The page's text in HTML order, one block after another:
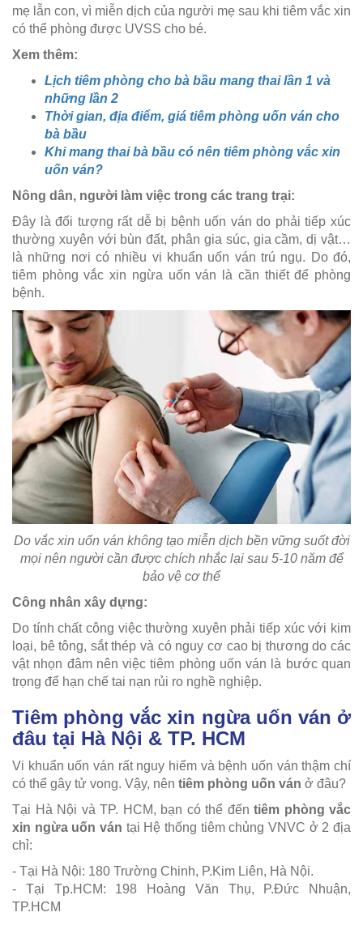
mẹ lẫn con, vì miễn dịch của người mẹ sau khi tiêm vắc xin
có thể phòng được UVSS cho bé.
Xem thêm:
Lịch tiêm phòng cho bà bầu mang thai lần 1 và
những lần 2
Thời gian, địa điểm, giá tiêm phòng uốn ván cho
bà bầu
Khi mang thai bà bầu có nên tiêm phòng vắc xin
uốn ván?
Nông dân, người làm việc trong các trang trại:
Đây là đối tượng rất dễ bị bệnh uốn ván do phải tiếp xúc
thường xuyên với bùn đất, phân gia súc, gia cầm, dị vật…
là những nơi có nhiều vi khuẩn uốn ván trú ngụ. Do đó,
tiêm phòng vắc xin ngừa uốn ván là cần thiết để phòng
bệnh.
Do vắc xin uốn ván không tạo miễn dịch bền vững suốt đời
mọi nên người cần được chích nhắc lại sau 5-10 năm để
bảo vệ cơ thể
Công nhân xây dựng:
Do tính chất công việc thường xuyên phải tiếp xúc với kim
loại, bê tông, sắt thép và có nguy cơ cao bị thương do các
vật nhọn đâm nên việc tiêm phòng uốn ván là bước quan
trọng để hạn chế tai nạn rủi ro nghề nghiệp.
Tiêm phòng vắc xin ngừa uốn ván ở
đâu tại Hà Nội & TP. HCM
Vi khuẩn uốn ván rất nguy hiểm và bệnh uốn ván thậm chí
có thể gây tử vong. Vậy, nên tiêm phòng uốn ván ở đâu?
Tại Hà Nội và TP. HCM, bạn có thể đến tiêm phòng vắc
xin ngừa uốn ván tại Hệ thống tiêm chủng VNVC ở 2 địa
chỉ:
- Tại Hà Nội: 180 Trường Chinh, P.Kim Liên, Hà Nội.
- Tại Tp.HCM: 198 Hoàng Văn Thụ, P.Đức Nhuận,
TP.HCM